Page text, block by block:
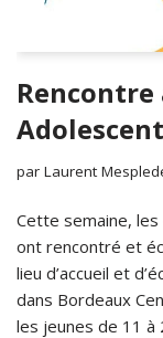
Rencontre
par Laurent
Cette semaine,
ont rencontré et
lieu d’accueil et
dans Bordeaux
les jeunes de 11 à